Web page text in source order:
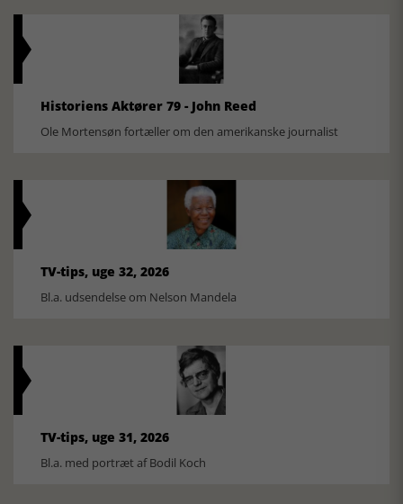
Historiens Aktører 79 - John Reed
Ole Mortensøn fortæller om den amerikanske journalist
TV-tips, uge 32, 2026
Bl.a. udsendelse om Nelson Mandela
TV-tips, uge 31, 2026
Bl.a. med portræt af Bodil Koch